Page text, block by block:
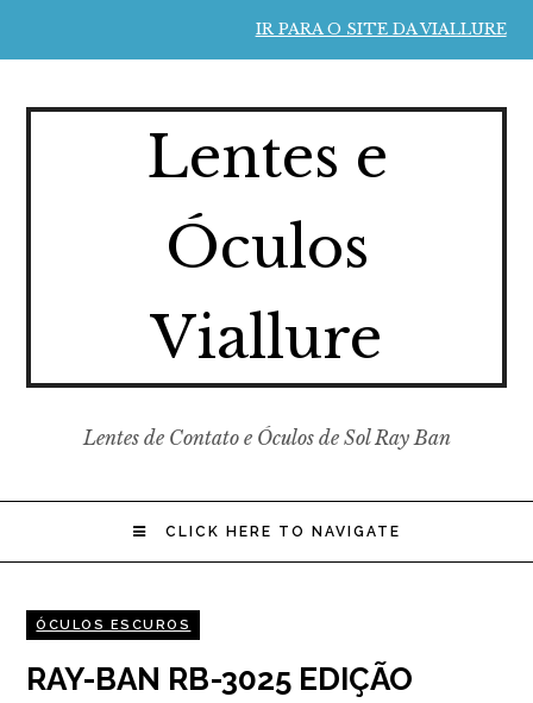
IR PARA O SITE DA VIALLURE
Lentes e
Óculos
Viallure
Lentes de Contato e Óculos de Sol Ray Ban
CLICK HERE TO NAVIGATE
ÓCULOS ESCUROS
RAY-BAN RB-3025 EDIÇÃO